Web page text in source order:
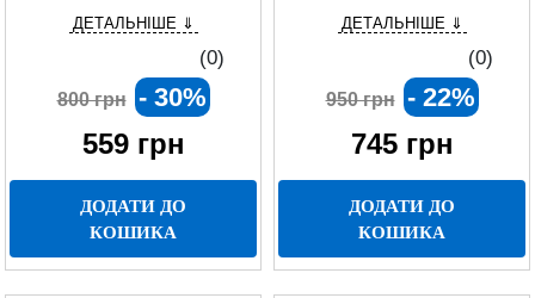
ДЕТАЛЬНІШЕ ⇓
(0)
800 грн - 30%
559грн
ДОДАТИ ДО
КОШИКА
прання
ДЕТАЛЬНІШЕ ⇓
(0)
950 грн - 22%
745грн
ДОДАТИ ДО
КОШИКА